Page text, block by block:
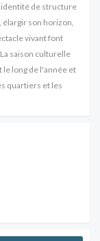
identité de structure
son horizon,
vivant font
saison culturelle
long de l'année et
quartiers et les